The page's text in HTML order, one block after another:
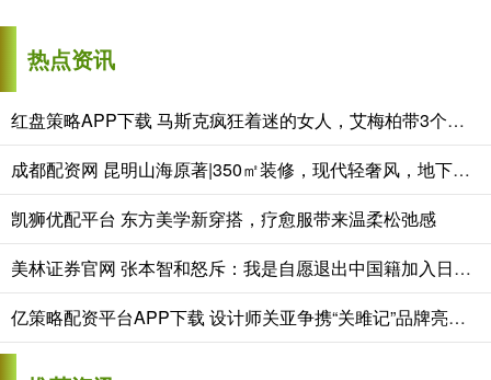
热点资讯
红盘策略APP下载 马斯克疯狂着迷的女人，艾梅柏带3个娃隐居西班牙，孩子生父成谜
成都配资网 昆明山海原著|350㎡装修，现代轻奢风，地下室通透感堪比一楼
凯狮优配平台 东方美学新穿搭，疗愈服带来温柔松弛感
美林证券官网 张本智和怒斥：我是自愿退出中国籍加入日本的，凭啥让我滚出中国
亿策略配资平台APP下载 设计师关亚争携“关雎记”品牌亮相中国国际时装周